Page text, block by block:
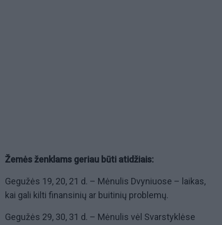
Žemės ženklams geriau būti atidžiais:
Gegužės 19, 20, 21 d. – Mėnulis Dvyniuose – laikas,
kai gali kilti finansinių ar buitinių problemų.
Gegužės 29, 30, 31 d. – Mėnulis vėl Svarstyklėse